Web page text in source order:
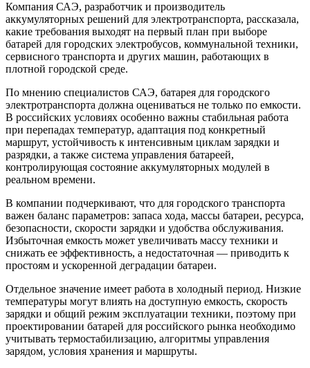
Компания САЭ, разработчик и производитель
аккумуляторных решений для электротранспорта, рассказала,
какие требования выходят на первый план при выборе
батарей для городских электробусов, коммунальной техники,
сервисного транспорта и других машин, работающих в
плотной городской среде.
По мнению специалистов САЭ, батарея для городского
электротранспорта должна оцениваться не только по емкости.
В российских условиях особенно важны стабильная работа
при перепадах температур, адаптация под конкретный
маршрут, устойчивость к интенсивным циклам зарядки и
разрядки, а также система управления батареей,
контролирующая состояние аккумуляторных модулей в
реальном времени.
В компании подчеркивают, что для городского транспорта
важен баланс параметров: запаса хода, массы батареи, ресурса,
безопасности, скорости зарядки и удобства обслуживания.
Избыточная емкость может увеличивать массу техники и
снижать ее эффективность, а недостаточная — приводить к
простоям и ускоренной деградации батареи.
Отдельное значение имеет работа в холодный период. Низкие
температуры могут влиять на доступную емкость, скорость
зарядки и общий режим эксплуатации техники, поэтому при
проектировании батарей для российского рынка необходимо
учитывать термостабилизацию, алгоритмы управления
зарядом, условия хранения и маршруты.